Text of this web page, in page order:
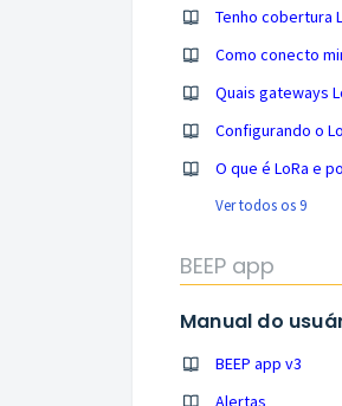
Tenho cobertura
Como conecto
Configurando o
O que é LoRa e
Ver todos os 9
BEEP app
Manual do
BEEP app v3
Alertas